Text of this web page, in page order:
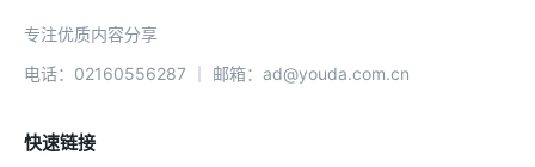
专注优质内容分享
电话：02160556287 ｜ 邮箱：ad@youda.com.cn
快速链接